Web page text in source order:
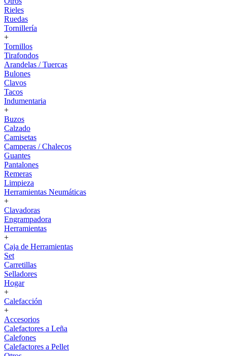
Rieles
Ruedas
Tornillería
+
Tornillos
Tirafondos
Arandelas / Tuercas
Bulones
Clavos
Tacos
Indumentaria
+
Buzos
Calzado
Camisetas
Camperas / Chalecos
Guantes
Pantalones
Remeras
Limpieza
Herramientas Neumáticas
+
Clavadoras
Engrampadora
Herramientas
+
Caja de Herramientas
Set
Carretillas
Selladores
Hogar
+
Calefacción
+
Accesorios
Calefactores a Leña
Calefones
Calefactores a Pellet